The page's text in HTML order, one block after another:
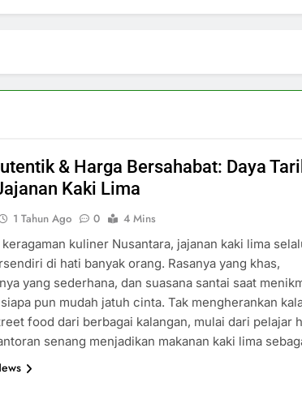
& Harga Bersahabat: Daya
Kaki Lima
1 Tahun Ago 0
4 Mins
kuliner Nusantara, jajanan kaki lima
di hati banyak orang. Rasanya yang khas,
yang sederhana, dan suasana santai saat
pun mudah jatuh cinta. Tak mengherankan
food dari berbagai kalangan, mulai dari pelajar
senang menjadikan makanan kaki lima